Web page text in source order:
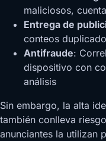
maliciosos,
Entrega de
conteos
Antifraude:
dispositivo con
análisis
Sin embargo, la alta
también conlleva
anunciantes la utilizan